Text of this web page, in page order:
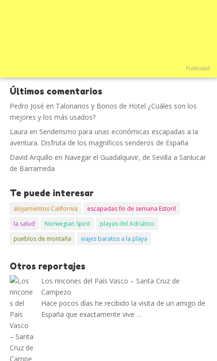
Publicidad
Últimos comentarios
Pedro José en Talonarios y Bonos de Hotel ¿Cuáles son los
mejores y los más usados?
Laura en Senderismo para unas económicas escapadas a la
aventura. Disfruta de los magníficos senderos de España
David Arquillo en Navegar el Guadalquivir, de Sevilla a Sanlucar
de Barrameda
Te puede interesar
alojamientos California
escapadas fin de semana Estoril
la salud
Norwegian Spirit
playas del Adriático
pueblos de montaña
viajes baratos a la playa
Otros reportajes
Los rincones del País Vasco – Santa Cruz de
Campezo
Hace pocos días he recibido la visita de un amigo de
España que exactamente vive …